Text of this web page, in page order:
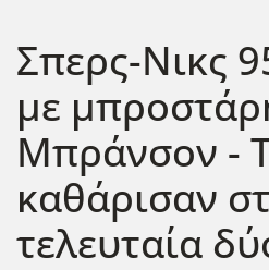
Σπερς-Νικς
με
Μπράνσον -
καθάρισαν
τελευταία